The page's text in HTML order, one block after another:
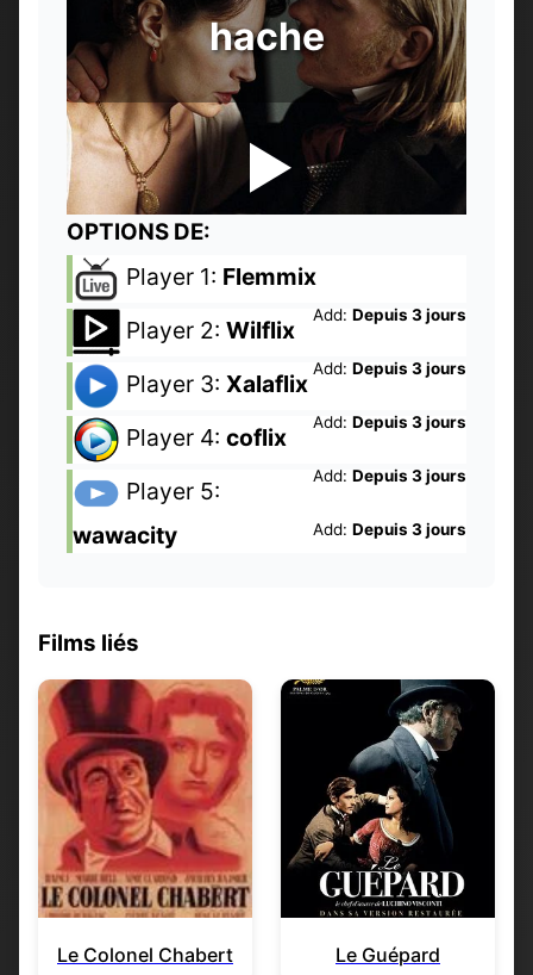
hache
OPTIONS DE:
Player 1: Flemmix
Add: Depuis 3 jours
Player 2: Wilflix
Add: Depuis 3 jours
Player 3: Xalaflix
Add: Depuis 3 jours
Player 4: coflix
Add: Depuis 3 jours
Player 5:
wawacity
Add: Depuis 3 jours
Films liés
Le Colonel Chabert Le Guépard